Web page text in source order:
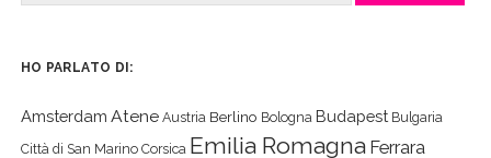
HO PARLATO DI:
Amsterdam Atene Austria Berlino Bologna Budapest Bulgaria
Città di San Marino Corsica Emilia Romagna Ferrara